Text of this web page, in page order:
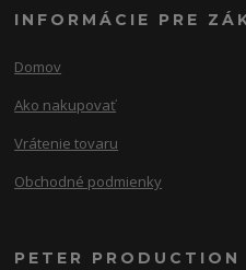
INFORMÁCIE PRE
Domov
Ako nakupovať
Vrátenie tovaru
Obchodné podmienky
PETER PRODUCTION